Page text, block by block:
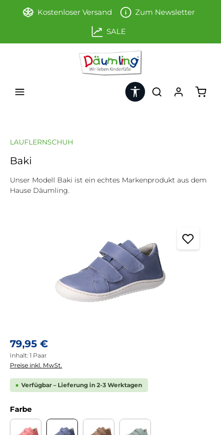
Zum Hauptinhalt springen
Kostenloser Versand Zum Newsletter
SALE
Werkzeugleiste anzeigen
LAUFLERNSCHUH
Baki
Unser Modell Baki ist ein echtes Markenprodukt aus dem
Hause Däumling.
Regulärer Preis:
79,95 €
Inhalt: 1 Paar
Preise inkl. MwSt.
Verfügbar – Lieferung in 2-3 Werktagen
Farbeauswählen